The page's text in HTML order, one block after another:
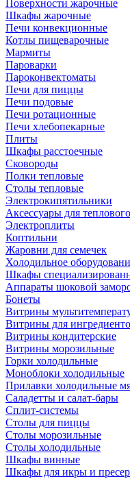
Поверхности жарочные
Шкафы жарочные
Печи конвекционные
Котлы пищеварочные
Мармиты
Пароварки
Пароконвектоматы
Печи для пиццы
Печи подовые
Печи ротационные
Печи хлебопекарные
Плиты
Шкафы расстоечные
Сковороды
Полки тепловые
Столы тепловые
Электрокипятильники
Аксессуары для
Электроплиты
Коптильни
Жаровни для семечек
Холодильное
Шкафы
Аппараты шоковой
Бонеты
Витрины
Витрины для
Витрины кондитерские
Витрины морозильные
Горки холодильные
Моноблоки холодильные
Прилавки холодильные
Саладетты и салат-бары
Сплит-системы
Столы для пиццы
Столы морозильные
Столы холодильные
Шкафы винные
Шкафы для икры и